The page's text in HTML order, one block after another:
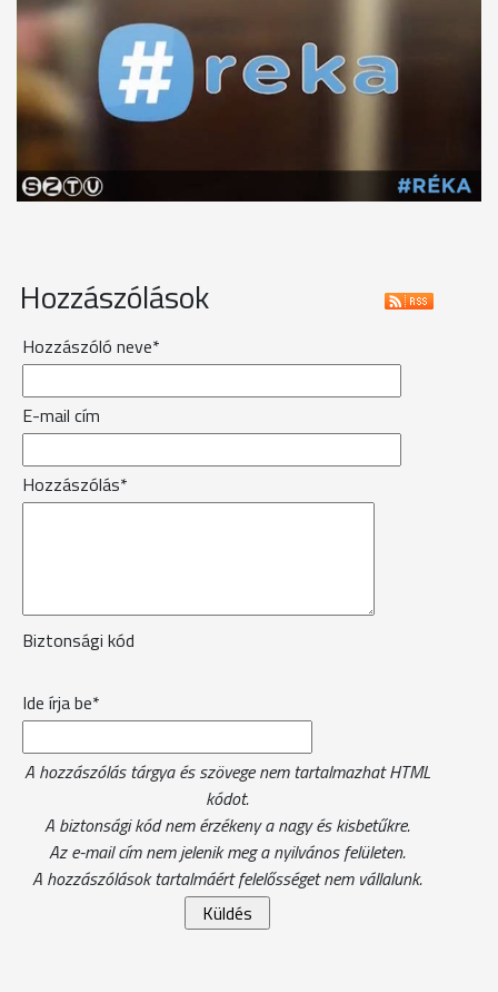
Hozzászólások
Hozzászóló neve*
E-mail cím
Hozzászólás*
Biztonsági kód
Ide írja be*
A hozzászólás tárgya és szövege nem tartalmazhat HTML
kódot.
A biztonsági kód nem érzékeny a nagy és kisbetűkre.
Az e-mail cím nem jelenik meg a nyilvános felületen.
A hozzászólások tartalmáért felelősséget nem vállalunk.